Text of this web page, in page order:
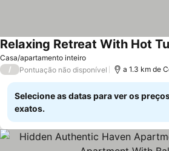
Casa/apartamento inteiro
/ Pontuação não disponível a 1.3 km de
Selecione as datas para ver os
exatos.